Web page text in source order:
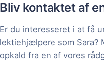
Bliv kontaktet af
Er du interesseret i at få
lektiehjælpere som Sara?
opkald fra en af vores